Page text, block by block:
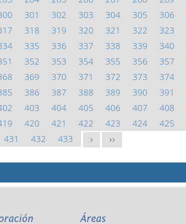
301 302 303 304 305 306
318 319 320 321 322 323
335 336 337 338 339 340
352 353 354 355 356 357
369 370 371 372 373 374
386 387 388 389 390 391
403 404 405 406 407 408
420 421 422 423 424 425
431
432 433 > >>
Áreas